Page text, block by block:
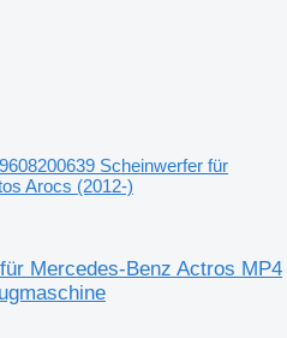
Scheinwerfer für
Arocs (2012-)
Mercedes-Benz Actros MP4